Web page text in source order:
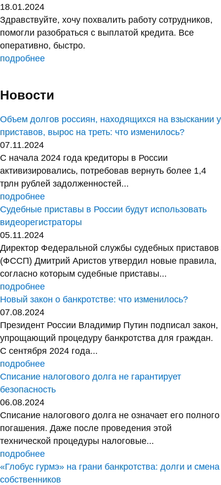
18.01.2024
Здравствуйте, хочу похвалить работу сотрудников,
помогли разобраться с выплатой кредита. Все
оперативно, быстро.
подробнее
Новости
Объем долгов россиян, находящихся на взыскании у
приставов, вырос на треть: что изменилось?
07.11.2024
С начала 2024 года кредиторы в России
активизировались, потребовав вернуть более 1,4
трлн рублей задолженностей...
подробнее
Судебные приставы в России будут использовать
видеорегистраторы
05.11.2024
Директор Федеральной службы судебных приставов
(ФССП) Дмитрий Аристов утвердил новые правила,
согласно которым судебные приставы...
подробнее
Новый закон о банкротстве: что изменилось?
07.08.2024
Президент России Владимир Путин подписал закон,
упрощающий процедуру банкротства для граждан.
С сентября 2024 года...
подробнее
Списание налогового долга не гарантирует
безопасность
06.08.2024
Списание налогового долга не означает его полного
погашения. Даже после проведения этой
технической процедуры налоговые...
подробнее
«Глобус гурмэ» на грани банкротства: долги и смена
собственников